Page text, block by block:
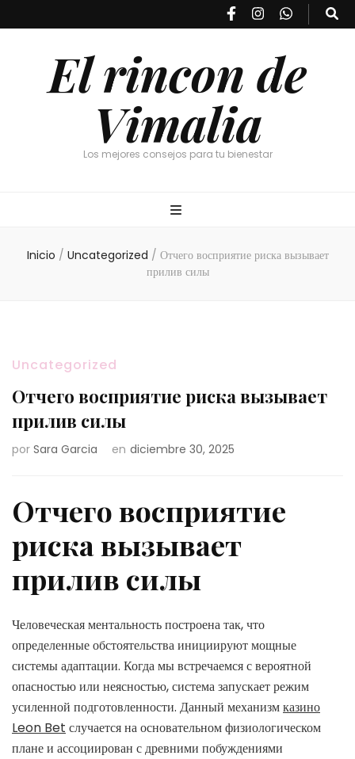
El rincon de
Vimalia
Los mejores consejos para tu bienestar
Inicio / Uncategorized / Отчего восприятие риска вызывает
прилив силы
Uncategorized
Отчего восприятие риска вызывает
прилив силы
por Sara Garcia en diciembre 30, 2025
Отчего восприятие
риска вызывает
прилив силы
Человеческая ментальность построена так, что
определенные обстоятельства инициируют мощные
системы адаптации. Когда мы встречаемся с вероятной
опасностью или неясностью, система запускает режим
усиленной подготовленности. Данный механизмказино
Leon Bet случается на основательном физиологическом
плане и ассоциирован с древними побуждениями